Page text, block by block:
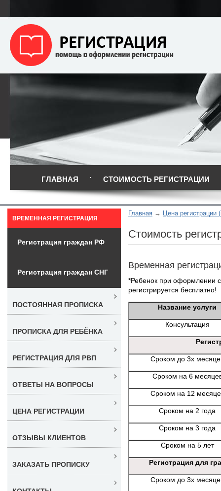
ГЛАВНАЯ СТОИМОСТЬ РЕГИСТРАЦИИ
Главная Цена регистрации
Стоимость
Временная
*Ребенок при оформлении
регистрируется бесплатно!
Название услуги
Консультация
Сроком до 3х
Сроком на 6
Сроком на 12
Сроком на 2 года
Сроком на 3 года
Сроком на 5 лет
Регистрация для
Сроком до 3х
ВРЕМЕННАЯ РЕГИСТРАЦИЯ
Регистрация граждан РФ
Регистрация граждан СНГ
ПОСТОЯННАЯ ПРОПИСКА
ПРОПИСКА ДЛЯ РЕБЁНКА
РЕГИСТРАЦИЯ ДЛЯ РВП
ОТВЕТЫ НА ВОПРОСЫ
ЦЕНА РЕГИСТРАЦИИ
ОТЗЫВЫ КЛИЕНТОВ
ЗАКАЗАТЬ ПРОПИСКУ